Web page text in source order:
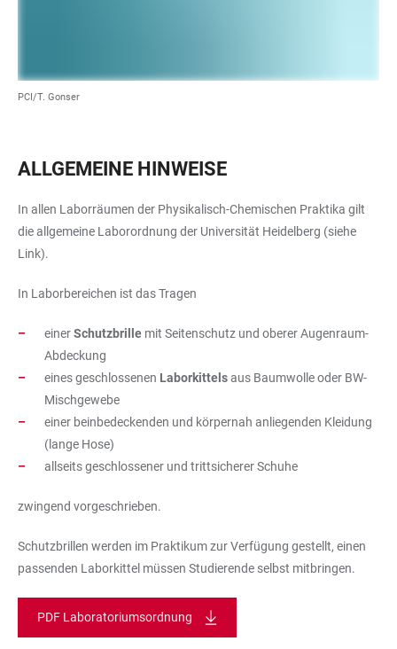
PCI/T. Gonser
ALLGEMEINE HINWEISE
In allen Laborräumen der Physikalisch-Chemischen Praktika gilt
die allgemeine Laborordnung der Universität Heidelberg (siehe
Link).
In Laborbereichen ist das Tragen
einerSchutzbrille mit Seitenschutz und oberer Augenraum-
Abdeckung
eines geschlossenen Laborkittelsaus Baumwolle oder BW-
Mischgewebe
einer beinbedeckenden und körpernah anliegenden Kleidung
(lange Hose)
allseits geschlossener und trittsicherer Schuhe
zwingend vorgeschrieben.
Schutzbrillen werden im Praktikum zur Verfügung gestellt, einen
passenden Laborkittel müssen Studierende selbst mitbringen.
PDF Laboratoriumsordnung